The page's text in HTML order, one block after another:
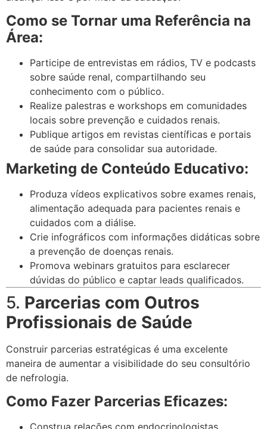
Como se Tornar uma Referência na
Área:
Participe de entrevistas em rádios, TV e podcasts
sobre saúde renal, compartilhando seu
conhecimento com o público.
Realize palestras e workshops em comunidades
locais sobre prevenção e cuidados renais.
Publique artigos em revistas científicas e portais
de saúde para consolidar sua autoridade.
Marketing de Conteúdo Educativo:
Produza vídeos explicativos sobre exames renais,
alimentação adequada para pacientes renais e
cuidados com a diálise.
Crie infográficos com informações didáticas sobre
a prevenção de doenças renais.
Promova webinars gratuitos para esclarecer
dúvidas do público e captar leads qualificados.
5. Parcerias com Outros
Profissionais de Saúde
Construir parcerias estratégicas é uma excelente
maneira de aumentar a visibilidade do seu consultório
de nefrologia.
Como Fazer Parcerias Eficazes: